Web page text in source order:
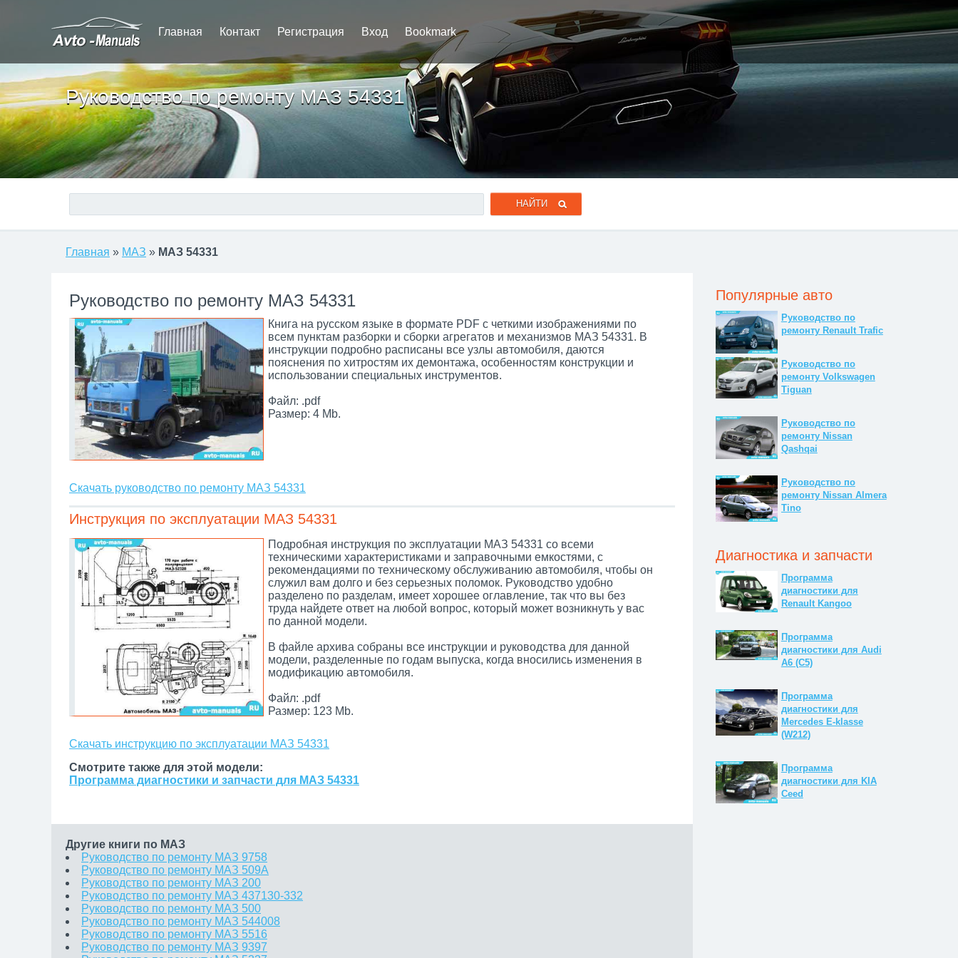
Главная Контакт Регистрация Вход Bookmark
Руководство по ремонту МАЗ 54331
Главная » МАЗ » МАЗ 54331
Руководство по ремонту МАЗ 54331
Книга на русском языке в формате PDF с четкими изображениями по
всем пунктам разборки и сборки агрегатов и механизмов МАЗ 54331. В
инструкции подробно расписаны все узлы автомобиля, даются
пояснения по хитростям их демонтажа, особенностям конструкции и
использовании специальных инструментов.
Файл: .pdf
Размер: 4 Mb.
Скачать руководство по ремонту МАЗ 54331
Инструкция по эксплуатации МАЗ 54331
Подробная инструкция по эксплуатации МАЗ 54331 со всеми
техническими характеристиками и заправочными емкостями, с
рекомендациями по техническому обслуживанию автомобиля, чтобы он
служил вам долго и без серьезных поломок. Руководство удобно
разделено по разделам, имеет хорошее оглавление, так что вы без
труда найдете ответ на любой вопрос, который может возникнуть у вас
по данной модели.
В файле архива собраны все инструкции и руководства для данной
модели, разделенные по годам выпуска, когда вносились изменения в
модификацию автомобиля.
Файл: .pdf
Размер: 123 Mb.
Скачать инструкцию по эксплуатации МАЗ 54331
Смотрите также для этой модели:
Программа диагностики и запчасти для МАЗ 54331
Другие книги по МАЗ
Руководство по ремонту МАЗ 9758
Руководство по ремонту МАЗ 509А
Руководство по ремонту МАЗ 200
Руководство по ремонту МАЗ 437130-332
Руководство по ремонту МАЗ 500
Руководство по ремонту МАЗ 544008
Руководство по ремонту МАЗ 5516
Руководство по ремонту МАЗ 9397
Популярные авто
Руководство по
ремонту Renault Trafic
Руководство по
ремонту Volkswagen
Tiguan
Руководство по
ремонту Nissan
Qashqai
Руководство по
ремонту Nissan Almera
Tino
Диагностика и запчасти
Программа
диагностики для
Renault Kangoo
Программа
диагностики для Audi
A6 (C5)
Программа
диагностики для
Mercedes E-klasse
(W212)
Программа
диагностики для KIA
Ceed